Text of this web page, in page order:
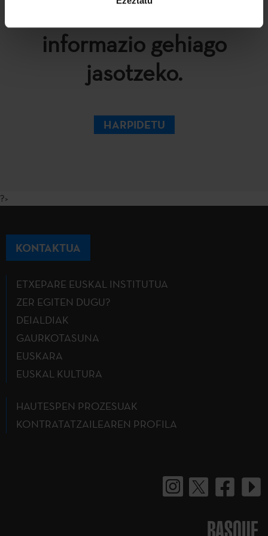
informazio gehiago
jasotzeko.
HARPIDETU
?>
KONTAKTUA
ETXEPARE EUSKAL INSTITUTUA
ZER EGITEN DUGU?
DEIALDIAK
GAURKOTASUNA
EUSKARA
EUSKAL KULTURA
HAUTESPEN PROZESUAK
KONTRATATZAILEAREN PROFILA